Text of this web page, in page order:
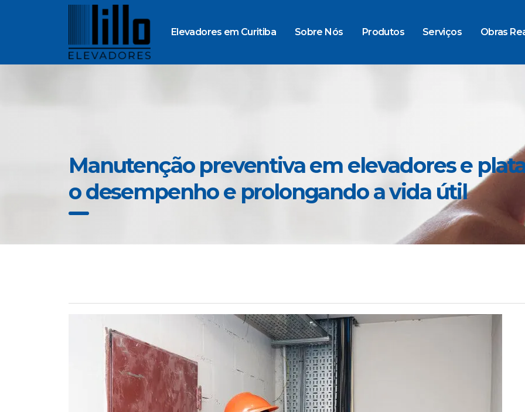
Elevadores em Curitiba Sobre Nós Produtos Serviços Obras
Manutenção preventiva em elevadores e
o desempenho e prolongando a vida útil